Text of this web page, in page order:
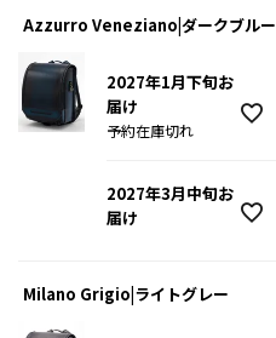
Azzurro Veneziano|ダークブルー
2027年1月下旬お
届け
予約在庫切れ
2027年3月中旬お
届け
Milano Grigio|ライトグレー